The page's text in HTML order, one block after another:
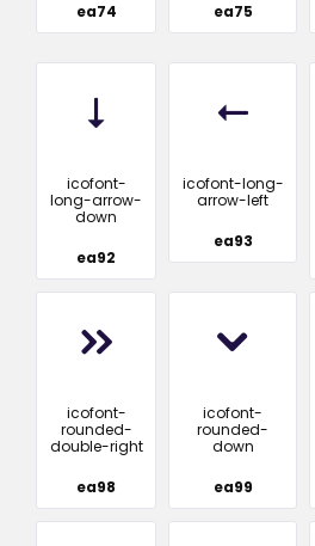
ea74
ea75
icofont-
long-arrow-
down
ea92
icofont-long-
arrow-left
ea93
icofont-
rounded-
double-right
ea98
icofont-
rounded-
down
ea99